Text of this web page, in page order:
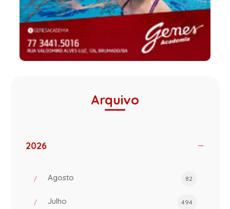
Arquivo
2026
Agosto 82
Julho 494